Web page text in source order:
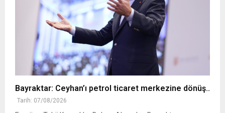
Bayraktar: Ceyhan’ı petrol ticaret merkezine dönüş..
Tarih: 07/08/2026